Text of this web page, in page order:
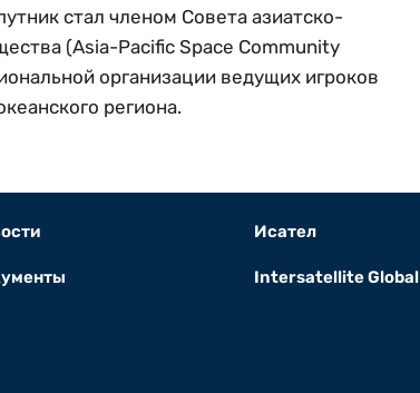
стал членом Совета азиатско-
(Asia-Pacific Space Community
организации ведущих игроков
региона.
Исател
Intersatellite Global